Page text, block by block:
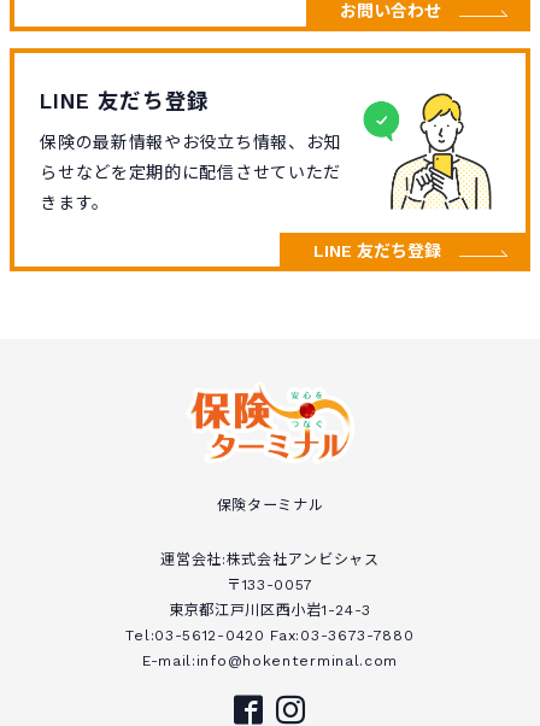
お問い合わせ
LINE 友だち登録
保険の最新情報やお役立ち情報、お知
らせなどを定期的に配信させていただ
きます。
LINE 友だち登録
保険ターミナル
運営会社:株式会社アンビシャス
〒133-0057
東京都江戸川区西小岩1-24-3
Tel:03-5612-0420 Fax:03-3673-7880
E-mail:info@hokenterminal.com